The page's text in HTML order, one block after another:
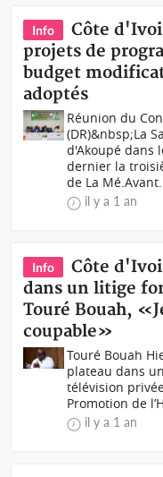
Info
Côte
projets de
budget
adoptés
Réunion du
(DR)&nbsp;La
d'Akoupé dans
dernier la
de La
il y a 1 an
Info
Côte
dans un litige
Touré Bouah,
coupable»
Touré Bouah
plateau dans
télévision
Promotion de
il y a 1 an